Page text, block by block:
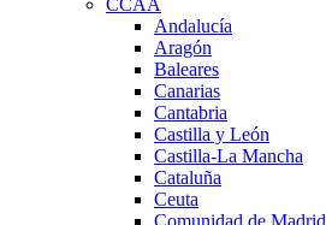
Andalucía
Aragón
Baleares
Canarias
Cantabria
Castilla y León
Castilla-La Mancha
Cataluña
Ceuta
Comunidad de Madrid